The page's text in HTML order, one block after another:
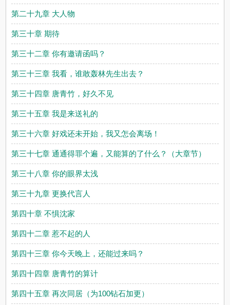
第二十九章 大人物
第三十章 期待
第三十二章 你有邀请函吗？
第三十三章 我看，谁敢轰林先生出去？
第三十四章 唐青竹，好久不见
第三十五章 我是来送礼的
第三十六章 好戏还未开始，我又怎会离场！
第三十七章 通通得罪个遍，又能算的了什么？（大章节）
第三十八章 你的眼界太浅
第三十九章 更换代言人
第四十章 不惧沈家
第四十二章 惹不起的人
第四十三章 你今天晚上，还能过来吗？
第四十四章 唐青竹的算计
第四十五章 再次同居（为100钻石加更）